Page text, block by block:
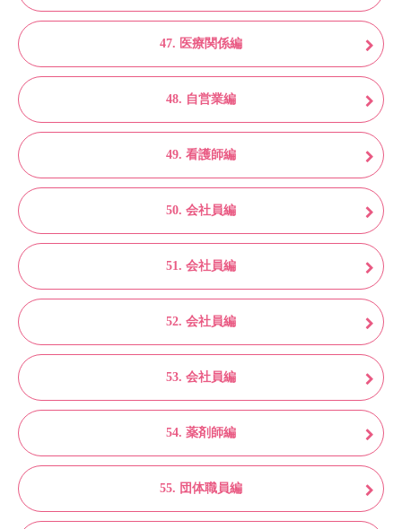
47. 医療関係編
48. 自営業編
49. 看護師編
50. 会社員編
51. 会社員編
52. 会社員編
53. 会社員編
54. 薬剤師編
55. 団体職員編